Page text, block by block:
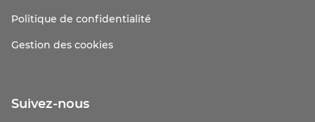
Politique de confidentialité
Gestion des cookies
Suivez-nous